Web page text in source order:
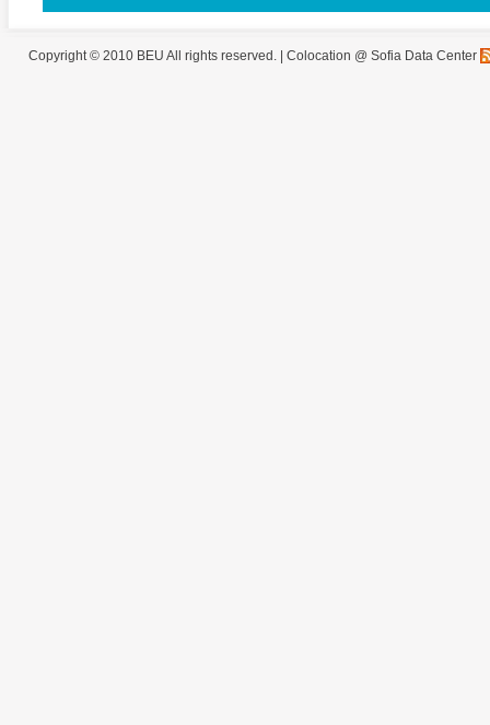
Copyright © 2010 BEU All rights reserved. | Colocation @ Sofia Data Center